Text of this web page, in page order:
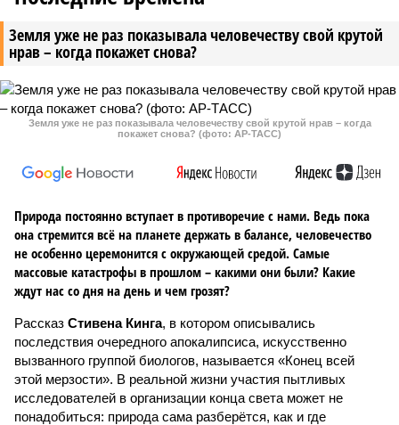
Земля уже не раз показывала человечеству свой крутой
нрав – когда покажет снова?
Земля уже не раз показывала человечеству свой крутой нрав – когда
покажет снова? (фото: АР-ТАСС)
Природа постоянно вступает в противоречие с нами. Ведь пока
она стремится всё на планете держать в балансе, человечество
не особенно церемонится с окружающей средой. Самые
массовые катастрофы в прошлом – какими они были? Какие
ждут нас со дня на день и чем грозят?
Рассказ Стивена Кинга, в котором описывались
последствия очередного апокалипсиса, искусственно
вызванного группой биологов, называется «Конец всей
этой мерзости». В реальной жизни участия пытливых
исследователей в организации конца света может не
понадобиться: природа сама разберётся, как и где